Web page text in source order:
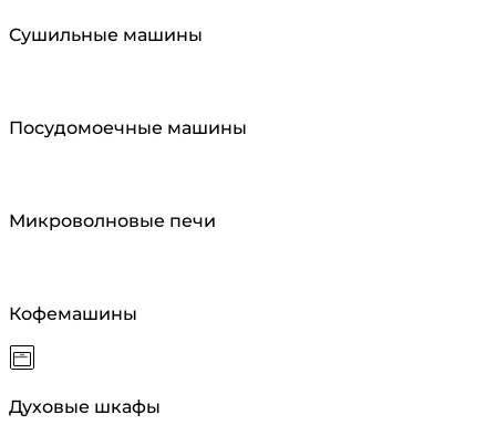
Сушильные машины
Посудомоечные машины
Микроволновые печи
Кофемашины
Духовые шкафы